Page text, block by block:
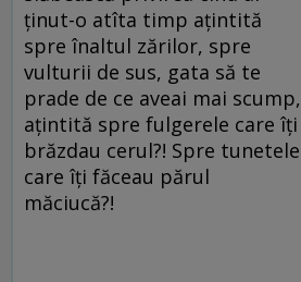
ținut-o atîta timp ațintită
spre înaltul zărilor, spre
vulturii de sus, gata să te
prade de ce aveai mai scump,
ațintită spre fulgerele care îți
brăzdau cerul?! Spre tunetele
care îți făceau părul
măciucă?!